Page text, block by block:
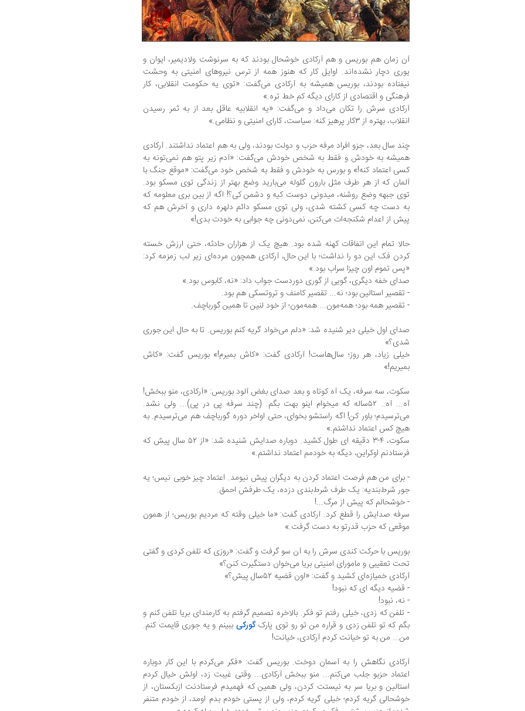
آن زمان هم بوریس و هم آرکادی خوشحال بودند که به سرنوشت ولادیمیر، ایوان و
یوری دچار نشده‌اند. اوایل کار که هنوز همه از ترس نیروهای امنیتی به وحشت
نیفتاده بودند، بوریس همیشه به آرکادی می‌گفت: «توی یه حکومت انقلابی، کار
فرهنگی و اقتصادی از کارای دیگه کم خط تره.»
آرکادی سرش را تکان می‌داد و می‌گفت: «یه انقلابیه عاقل بعد از به ثمر رسیدن
انقلاب، بهتره از ۳کار پرهیز کنه: سیاست، کارای امنیتی و نظامی.»
چند سال بعد، جزو افراد مرفه حزب و دولت بودند، ولی به هم اعتماد نداشتند. آرکادی
همیشه به خودش و فقط به شخص خودش می‌گفت: «آدم زیر پتو هم نمی‌تونه به
کسی اعتماد کنه!» و بورس به خودش و فقط به شخص خود می‌گفت: «موقع جنگ با
آلمان که از هر طرف مثل بارون گلوله می‌بارید وضع بهتر از زندگی توی مسکو بود.
توی جبهه وضع روشنه، میدونی دوست کیه و دشمن کی؟! اگه از بین بری معلومه که
به دست چه کسی کشته شدی، ولی توی مسکو دائم دلهره داری و آخرش هم که
پیش از اعدام شکنجه‌ات می‌کنن، نمی‌دونی چه جوابی به خودت بدی!»
حالا تمام این اتفاقات کهنه شده بود. هیچ یک از هزاران حادثه، حتی ارزش خسته
کردن فک این دو را نداشت؛ با این حال، آرکادی همچون مرده‌ای زیر لب زمزمه کرد:
«پس تموم اون چیزا سراب بود.»
صدای خفه دیگری، گویی از گوری دوردست جواب داد: «نه، کابوس بود.»
- تقصیر استالین بود؛ نه... تقصیر کامنف و تروتسکی هم بود.
- تقصیر همه بود؛ همه‌مون... همه‌مون؛ از خود لنین تا همین گورباچف.
صدای اول خیلی دیر شنیده شد: «دلم می‌خواد گریه کنم بوریس. تا به حال این جوری
شدی؟»
خیلی زیاد، هر روز؛ سال‌هاست! آرکادی گفت: «کاش بمیرم!» بوریس گفت: «کاش
بمیریم!»
سکوت، سه سرفه، یک آه کوتاه و بعد صدای بغض آلود بوریس: «آرکادی، منو ببخش!
آه... آه.. ۵۲ساله که میخوام اینو بهت بگم. (چند سرفه پی در پی)... ولی نشد.
می‌ترسیدم؛ باور کن! اگه راستشو بخوای، حتی اواخر دوره گورباچف هم می‌ترسیدم. به
هیچ کس اعتماد نداشتم.»
سکوت، ۴-۳ دقیقه ای طول کشید. دوباره صدایش شنیده شد: «از ۵۲ سال پیش که
فرستادنم اوکراین، دیگه به خودمم اعتماد نداشتم.»
- برای من هم فرصت اعتماد کردن به دیگران پیش نیومد. اعتماد چیز خوبی نیس؛ یه
جور شرط‌‌بندیه: یک طرف شرط‌بندی دزده، یک طرفش احمق.
- خوشحالم که پیش از مرگ...!
سرفه صدایش را قطع کرد. آرکادی گفت: «ما خیلی وقته که مردیم بوریس؛ از همون
موقعی که حزب قدرتو به دست گرفت.»
بوریس با حرکت کندی سرش را به آن سو گرفت و گفت: «روزی که تلفن کردی و گفتی
تحت تعقیبی و مامورای امنیتی بریا می‌خوان دستگیرت کنن؟»
آرکادی خمیازه‌ای کشید و گفت: «اون قضیه ۵۲سال پیش؟»
- قضیه دیگه ای که نبود!
- نه، نبود!
- تلفن که زدی، خیلی رفتم تو فکر. بالاخره تصمیم گرفتم به کارمندای بریا تلفن کنم و
بگم که تو تلفن زدی و قراره من تو رو توی پارکگورکی ببینم و یه جوری قایمت کنم.
من... من به تو خیانت کردم آرکادی، خیانت!
آرکادی نگاهش را به آسمان دوخت. بوریس گفت: «فکر می‌کردم با این کار دوباره
اعتماد حزبو جلب می‌کنم... منو ببخش آرکادی... وقتی غیبت زد، اولش خیال کردم
استالین و بریا سر به نیستت کردن، ولی همین که فهمیدم فرستادنت ازبکستان، از
خوشحالی گریه کردم؛ خیلی گریه کردم، ولی از پستی خودم بدم اومد، از خودم متنفر